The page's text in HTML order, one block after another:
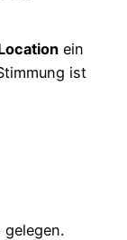
ein
ist
gelegen.